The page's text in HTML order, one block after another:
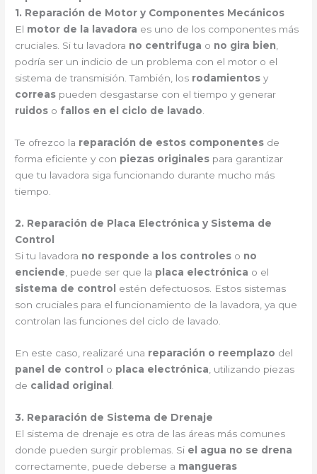
1. Reparación de Motor y Componentes Mecánicos
El motor de la lavadora es uno de los componentes más
cruciales. Si tu lavadora no centrifuga o no gira bien
podría ser un indicio de un problema con el motor o el
sistema de transmisión. También, los rodamientos y
correas pueden desgastarse con el tiempo y generar
ruidos o fallos en el ciclo de lavado
Te ofrezco la reparación de estos componentes de
forma eficiente y con piezas originales para garantizar
que tu lavadora siga funcionando durante mucho más
tiempo.
2. Reparación de Placa Electrónica y Sistema de
Control
Si tu lavadora no responde a los controles o no
enciende , puede ser que la placa electrónica o el
sistema de control
estén defectuosos. Estos sistemas
son cruciales para el funcionamiento de la lavadora, ya que
controlan las funciones del ciclo de lavado.
En este caso, realizaré una reparación o reemplazo del
panel de control
o placa electrónica , utilizando piezas
de calidad original
3. Reparación de Sistema de Drenaje
El sistema de drenaje es otra de las áreas más comunes
donde pueden surgir problemas. Si el agua no se drena
correctamente, puede deberse a mangueras